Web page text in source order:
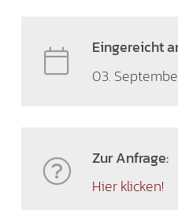
Eingereicht
03.
Zur Anfrage:
Hier klicken!